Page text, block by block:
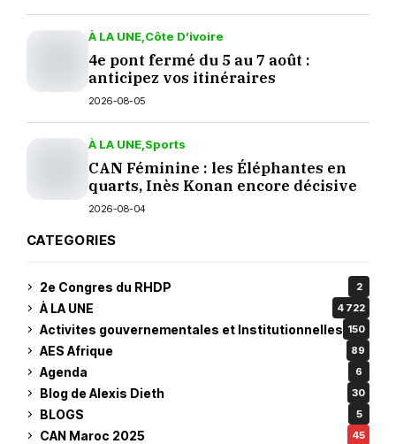
À LA UNE Côte D’ivoire
4e pont fermé du 5 au 7 août :
anticipez vos itinéraires
2026-08-05
À LA UNE Sports
CAN Féminine : les Éléphantes en
quarts, Inès Konan encore décisive
2026-08-04
CATEGORIES
2e Congres du RHDP 2
À LA UNE 4 722
Activites gouvernementales et Institutionnelles 150
AES Afrique 89
Agenda 6
Blog de Alexis Dieth 30
BLOGS 5
CAN Maroc 2025 45